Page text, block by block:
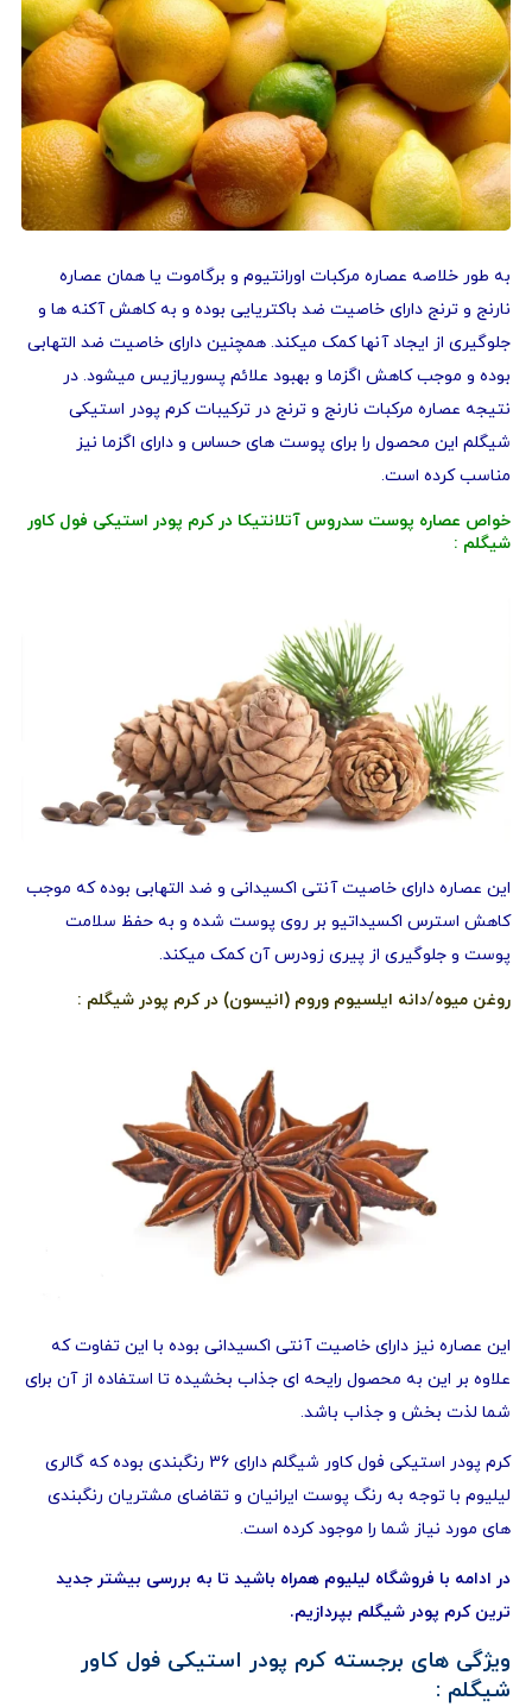
به طور خلاصه عصاره مرکبات اورانتیوم و برگاموت یا همان عصاره
نارنج و ترنج دارای خاصیت ضد باکتریایی بوده و به کاهش آکنه ها و
جلوگیری از ایجاد آنها کمک میکند. همچنین دارای خاصیت ضد التهابی
بوده و موجب کاهش اگزما و بهبود علائم پسوریازیس میشود. در
نتیجه عصاره مرکبات نارنج و ترنج در ترکیبات کرم پودر استیکی
شیگلم این محصول را برای پوست های حساس و دارای اگزما نیز
مناسب کرده است.
خواص عصاره پوست سدروس آتلانتیکا در کرم پودر استیکی فول کاور
شیگلم :
این عصاره دارای خاصیت آنتی اکسیدانی و ضد التهابی بوده که موجب
کاهش استرس اکسیداتیو بر روی پوست شده و به حفظ سلامت
پوست و جلوگیری از پیری زودرس آن کمک میکند.
روغن میوه/دانه ایلسیوم وروم (انیسون) در کرم پودر شیگلم :
این عصاره نیز دارای خاصیت آنتی اکسیدانی بوده با این تفاوت که
علاوه بر این به محصول رایحه ای جذاب بخشیده تا استفاده از آن برای
شما لذت بخش و جذاب باشد.
کرم پودر استیکی فول کاور شیگلم دارای 36 رنگبندی بوده که گالری
لیلیوم با توجه به رنگ پوست ایرانیان و تقاضای مشتریان رنگبندی
های مورد نیاز شما را موجود کرده است.
در ادامه با فروشگاه لیلیوم همراه باشید تا به بررسی بیشتر جدید
ترین کرم پودر شیگلم بپردازیم.
ویژگی های برجسته کرم پودر استیکی فول کاور
شیگلم :